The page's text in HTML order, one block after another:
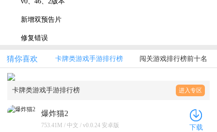
新增双预告片
修复错误
猜你喜欢 卡牌类游戏手游排行榜 闯关游戏排行榜前十名
卡牌类游戏手游排行榜 进入专区
爆炸猫2
753.41M / 中文 / v0.0.24 安卓版 下载